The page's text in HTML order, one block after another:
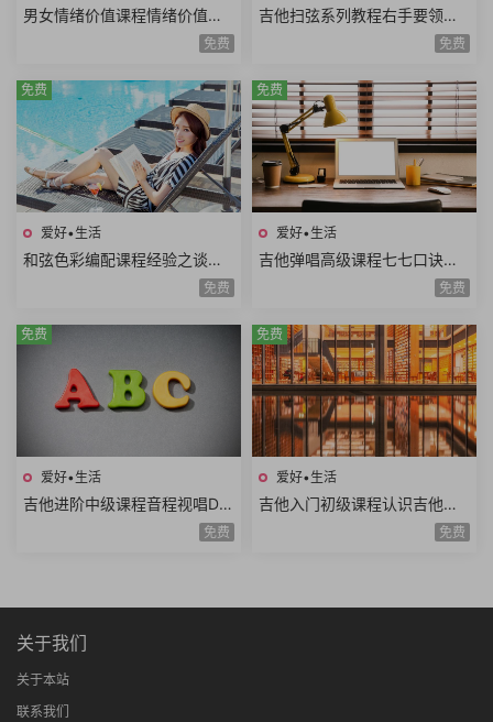
男女情绪价值课程情绪价值需
求情绪价值类型情绪价值实例
免费
吉他扫弦系列教程右手要领变
速练习右手切音左手切音组合
免费
爱好•生活
和弦色彩编配课程经验之谈伴
奏方法高级和弦编曲解析扒谱
免费
免费
爱好•生活
吉他弹唱高级课程七七口诀音
程推算简谱视唱和弦构成音阶
免费
免费
爱好•生活
吉他进阶中级课程音程视唱D调
和弦靠弦练习扫弦基础强五和
免费
免费
爱好•生活
吉他入门初级课程认识吉他调
音调弦E调音阶弹唱练习基础乐
免费
免费
关于我们
关于本站
联系我们